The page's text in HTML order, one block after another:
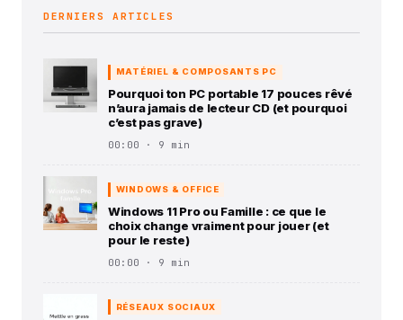
DERNIERS ARTICLES
MATÉRIEL & COMPOSANTS PC
Pourquoi ton PC portable 17 pouces rêvé
n’aura jamais de lecteur CD (et pourquoi
c’est pas grave)
00:00 · 9 min
WINDOWS & OFFICE
Windows 11 Pro ou Famille : ce que le
choix change vraiment pour jouer (et
pour le reste)
00:00 · 9 min
RÉSEAUX SOCIAUX